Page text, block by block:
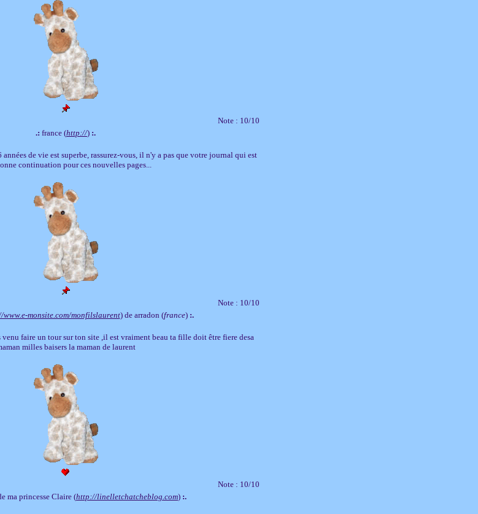
Note : 10/10
.: france (http://) :.
de vie est superbe, rassurez-vous, il n'y a pas que votre journal qui est
continuation pour ces nouvelles pages...
Note : 10/10
monsite.com/monfilslaurent) de arradon (france) :.
venu faire un tour sur ton site ,il est vraiment beau ta fille doit être fiere desa
milles baisers la maman de laurent
Note : 10/10
ma princesse Claire (http://linelletchatcheblog.com) :.